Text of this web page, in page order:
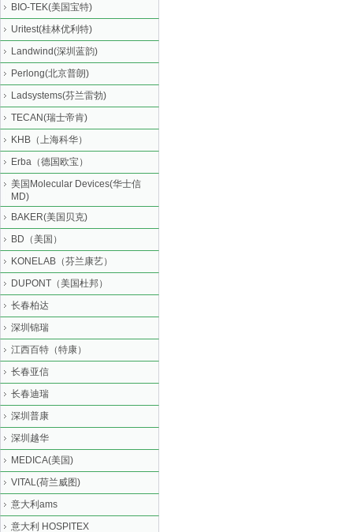
BIO-TEK(美国宝特)
Uritest(桂林优利特)
Landwind(深圳蓝韵)
Perlong(北京普朗)
Ladsystems(芬兰雷勃)
TECAN(瑞士帝肯)
KHB（上海科华）
Erba（德国欧宝）
美国Molecular Devices(华士信
MD)
BAKER(美国贝克)
BD（美国）
KONELAB（芬兰康艺）
DUPONT（美国杜邦）
长春柏达
深圳锦瑞
江西百特（特康）
长春亚信
长春迪瑞
深圳普康
深圳越华
MEDICA(美国)
VITAL(荷兰威图)
意大利ams
意大利 HOSPITEX